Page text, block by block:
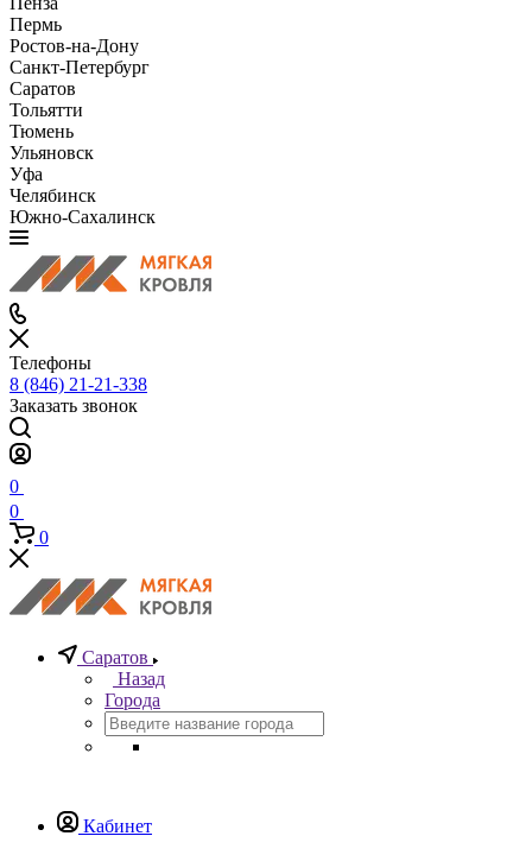
Пермь
Ростов-на-Дону
Санкт-Петербург
Саратов
Тольятти
Тюмень
Ульяновск
Уфа
Челябинск
Южно-Сахалинск
Телефоны
8 (846) 21-21-338
Заказать звонок
0
0
0
Саратов
Назад
Города
Кабинет